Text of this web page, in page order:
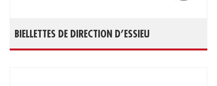
BIELLETTES DE DIRECTION D’ESSIEU